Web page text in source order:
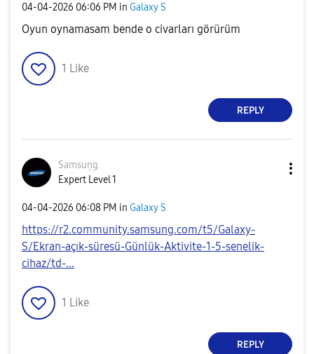
‎04-04-2026 06:06 PM in Galaxy S
Oyun oynamasam bende o civarları görürüm
1 Like
REPLY
Samsuņg
Expert Level 1
‎04-04-2026 06:08 PM in Galaxy S
https://r2.community.samsung.com/t5/Galaxy-
S/Ekran-açık-süresü-Günlük-Aktivite-1-5-senelik-
cihaz/td-...
1 Like
REPLY